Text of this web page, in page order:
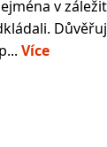
v
Více